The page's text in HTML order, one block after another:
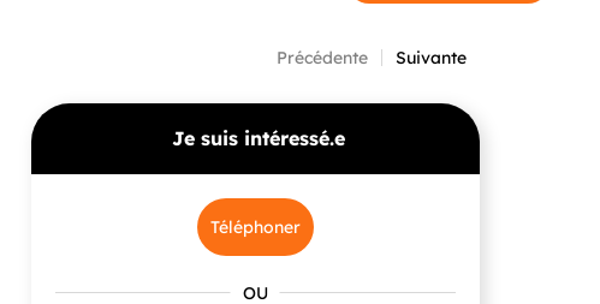
Précédente Suivante
Je suis intéressé.e
Téléphoner